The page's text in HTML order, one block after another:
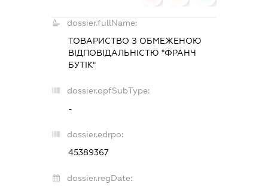
dossier.fullName:
ТОВАРИСТВО З ОБМЕЖЕНОЮ
ВІДПОВІДАЛЬНІСТЮ "ФРАНЧ
БУТІК"
dossier.opfSubType:
-
dossier.edrpo:
45389367
dossier.regDate: